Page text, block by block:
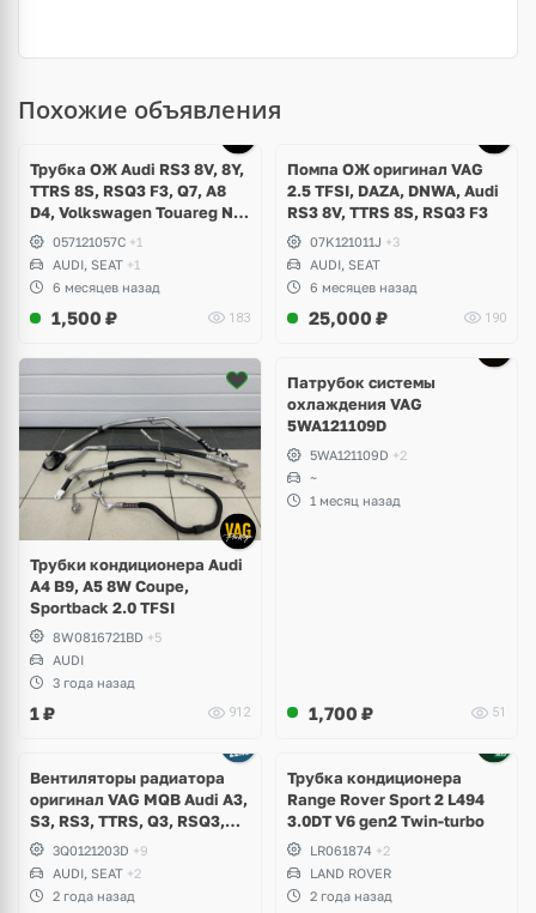
Похожие объявления
Трубка ОЖ Audi RS3 8V, 8Y,
TTRS 8S, RSQ3 F3, Q7, A8
D4, Volkswagen Touareg NF,
Seat Formentor Cupra 2.5
TFSI DAZA, DNWA, CZGB
057121057C +1
AUDI, SEAT +1
6 месяцев назад
1,500 ₽ 183
Помпа ОЖ оригинал VAG
2.5 TFSI, DAZA, DNWA, Audi
RS3 8V, TTRS 8S, RSQ3 F3
07K121011J +3
AUDI, SEAT
6 месяцев назад
25,000 ₽ 190
Трубки кондиционера Audi
A4 B9, A5 8W Coupe,
Sportback 2.0 TFSI
8W0816721BD +5
AUDI
3 года назад
1 ₽ 912
Патрубок системы
охлаждения VAG
5WA121109D
5WA121109D +2
~
1 месяц назад
1,700 ₽ 51
Вентиляторы радиатора
оригинал VAG MQB Audi A3,
S3, RS3, TTRS, Q3, RSQ3,
Volkswagen Tiguan 2,
Allspace, Arteon, Passat B8,
Multivan, Transporter T6,
Skoda Kodiaq, Karoq,
3Q0121203D +9
AUDI, SEAT +2
2 года назад
Трубка кондиционера
Range Rover Sport 2 L494
3.0DT V6 gen2 Twin-turbo
LR061874 +2
LAND ROVER
2 года назад